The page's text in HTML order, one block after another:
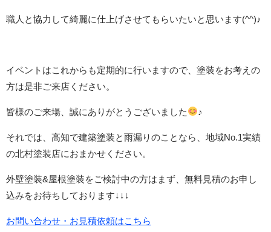
職人と協力して綺麗に仕上げさせてもらいたいと思います(^^)♪
イベントはこれからも定期的に行いますので、塗装をお考えの
方は是非ご来店ください。
皆様のご来場、誠にありがとうございました ♪
それでは、高知で建築塗装と雨漏りのことなら、地域No.1実績
の北村塗装店におまかせください。
外壁塗装&屋根塗装をご検討中の方はまず、無料見積のお申し
込みをお待ちしております↓↓↓
お問い合わせ・お見積依頼はこちら